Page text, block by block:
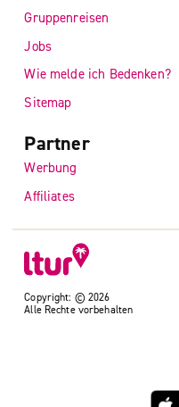
Copyright: © 2026
Alle Rechte vorbehalten
Gruppenreisen
Jobs
Wie melde ich Bedenken?
Sitemap
Partner
Werbung
Affiliates